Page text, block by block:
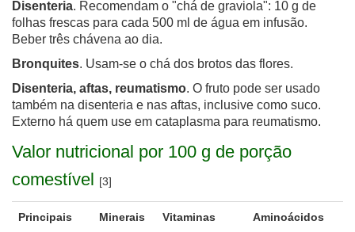
Disenteria. Recomendam o "chá de graviola": 10 g de
folhas frescas para cada 500 ml de água em infusão.
Beber três chávena ao dia.
Bronquites. Usam-se o chá dos brotos das flores.
Disenteria, aftas, reumatismo. O fruto pode ser usado
também na disenteria e nas aftas, inclusive como suco.
Externo há quem use em cataplasma para reumatismo.
Valor nutricional por 100 g de porção
comestível [3]
Principais Minerais Vitaminas Aminoácidos